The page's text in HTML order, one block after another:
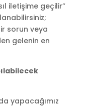
iletişime geçilir”
sorun veya
gelenin en
yapacağımız